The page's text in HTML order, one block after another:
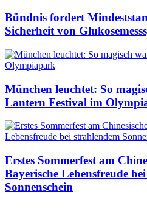
Bündnis fordert
Sicherheit von
München leuchtet: So
Lantern Festival im
Erstes Sommerfest am
Bayerische Lebensfreude
Sonnenschein